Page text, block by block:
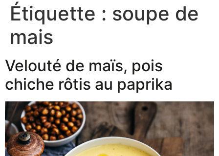
Étiquette : soupe de
mais
Velouté de maïs, pois
chiche rôtis au paprika